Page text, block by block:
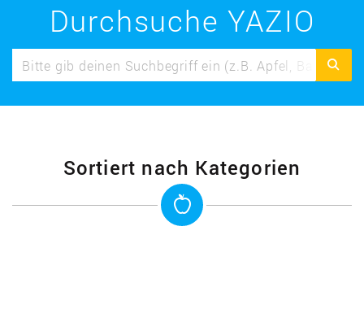
Durchsuche YAZIO
Sortiert nach Kategorien